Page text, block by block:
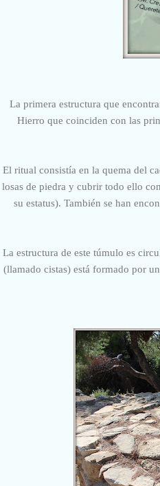
La primera estructura que
Hierro que coinciden con las
El ritual consistía en la quema del
losas de piedra y cubrir todo ello
su estatus). También se han
La estructura de este túmulo es
(llamado cistas) está formado por